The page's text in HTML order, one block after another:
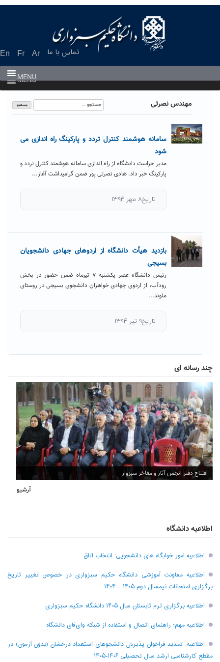
En Fr Ar تماس با ما
MENU
MENU
مهندس نصرتی
جستجو
برای:
سامانه هوشمند کنترل تردد و پارکینگ راه اندازی می
شود
مدیر حراست دانشگاه از راه اندازی سامانه هوشمند کنترل تردد و
پارکینگ خبر داد. هادی نصرتی پور ضمن گرامیداشت آغاز...
تاریخ۸ مهر ۱۳۹۴
بازدید هیأت دانشگاه از اردوهای جهادی دانشجویان
بسیجی
رئیس دانشگاه عصر یکشنبه ۷ تیرماه ضمن حضور در بخش
رودآب، از اردوی جهادی خواهران دانشجوی بسیجی در روستای
ملوند...
تاریخ۹ تیر ۱۳۹۴
چند رسانه ای
افتتاح دفتر انجمن آثار و مفاخر سبزوار
آرشیو
اطلاعیه دانشگاه
اطلاعیه امور خوابگاه های دانشجویی: انتخاب اتاق
اطلاعیه معاونت آموزشی دانشگاه حکیم سبزواری در خصوص تغییر تاریخ
برگزاری امتحانات نیمسال دوم ۱۴۰۵ – ۱۴۰۴
اطلاعیه برگزاری ترم تابستان سال ۱۴۰۵ دانشگاه حکیم سبزواری
اطلاعیه مهم؛ راهنمای اتصال و استفاده از شبکه وای‌فای دانشگاه
اطلاعیه: تمدید فراخوان پذیرش دانشجو‌های استعداد درخشان (بدون آزمون) در
مقطع کارشناسی ارشد سال تحصیلی ۱۴۰۶-۱۴۰۵